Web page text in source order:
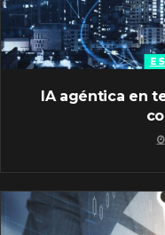
IA agéntica en